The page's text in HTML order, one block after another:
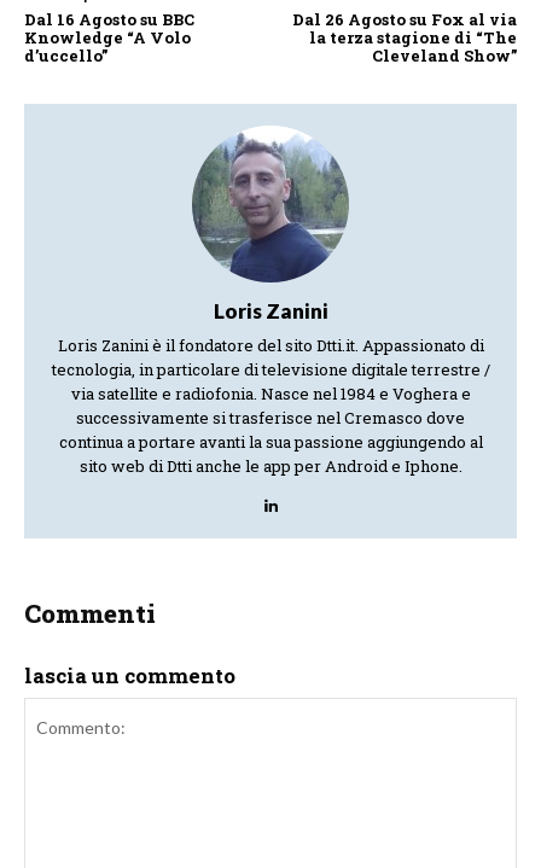
Dal 16 Agosto su BBC
Knowledge “A Volo
d’uccello”
Dal 26 Agosto su Fox al via
la terza stagione di “The
Cleveland Show”
Loris Zanini
Loris Zanini è il fondatore del sito Dtti.it. Appassionato di
tecnologia, in particolare di televisione digitale terrestre /
via satellite e radiofonia. Nasce nel 1984 e Voghera e
successivamente si trasferisce nel Cremasco dove
continua a portare avanti la sua passione aggiungendo al
sito web di Dtti anche le app per Android e Iphone.
Commenti
lascia un commento